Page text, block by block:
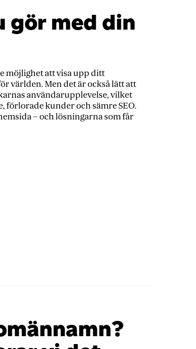
gör med din
möjlighet att visa upp ditt
världen. Men det är också lätt att
användarupplevelse, vilket
förlorade kunder och sämre SEO.
– och lösningarna som får